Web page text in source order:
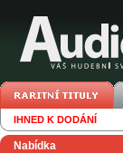
IHNED K DODÁNÍ
Nabídka